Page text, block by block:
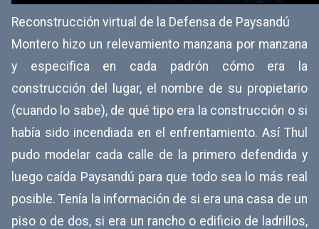
Reconstrucción virtual de la Defensa de Paysandú
Montero hizo un relevamiento manzana por manzana
y especifica en cada padrón cómo era la
construcción del lugar, el nombre de su propietario
(cuando lo sabe), de qué tipo era la construcción o si
había sido incendiada en el enfrentamiento. Así Thul
pudo modelar cada calle de la primero defendida y
luego caída Paysandú para que todo sea lo más real
posible. Tenía la información de si era una casa de un
piso o de dos, si era un rancho o edificio de ladrillos,